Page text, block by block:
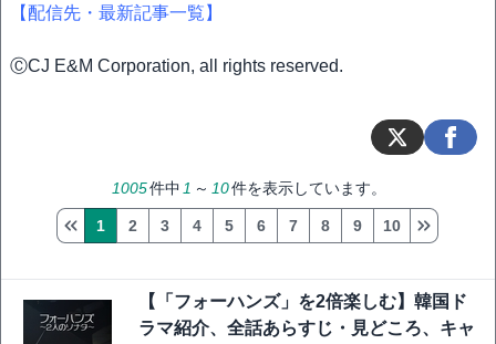
【配信先・最新記事一覧】
ⒸCJ E&M Corporation, all rights reserved.
1005件中 1 ～ 10件を表示しています。
1 2 3 4 5 6 7 8 9 10
【「フォーハンズ」を2倍楽しむ】韓国ド
ラマ紹介、全話あらすじ・見どころ、キャ